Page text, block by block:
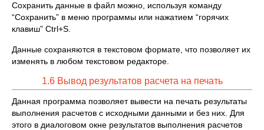
Сохранить данные в файл можно, используя команду
“Сохранить” в меню программы или нажатием “горячих
клавиш” Ctrl+S.
Данные сохраняются в текстовом формате, что позволяет их
изменять в любом текстовом редакторе.
1.6 Вывод результатов расчета на печать
Данная программа позволяет вывести на печать результаты
выполнения расчетов с исходными данными и без них. Для
этого в диалоговом окне результатов выполнения расчетов